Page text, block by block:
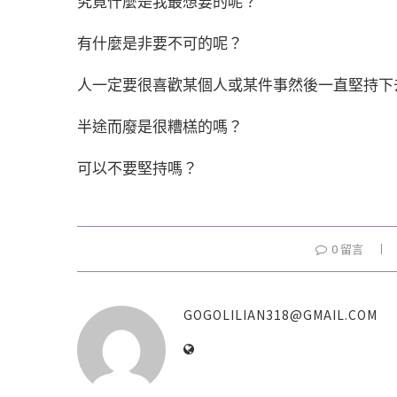
有什麼是非要不可的呢？
人一定要很喜歡某個人或某件事然後一直堅持下
半途而廢是很糟榚的嗎？
可以不要堅持嗎？
0 留言
GOGOLILIAN318@GMAIL.COM